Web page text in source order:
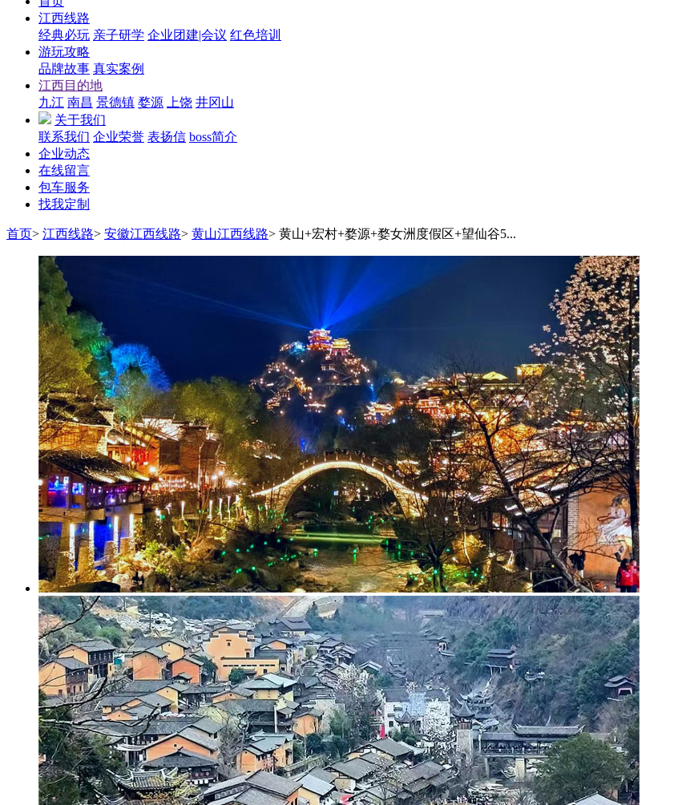
江西线路
经典必玩 亲子研学 企业团建|会议 红色培训
游玩攻略
品牌故事 真实案例
江西目的地
九江 南昌 景德镇 婺源 上饶 井冈山
关于我们
联系我们 企业荣誉 表扬信 boss简介
企业动态
在线留言
包车服务
找我定制
首页> 江西线路> 安徽江西线路> 黄山江西线路> 黄山+宏村+婺源+婺女洲度假区+望仙谷5...